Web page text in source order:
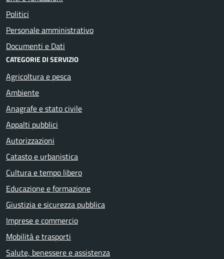
Politici
Personale amministrativo
Documenti e Dati
CATEGORIE DI SERVIZIO
Agricoltura e pesca
Ambiente
Anagrafe e stato civile
Appalti pubblici
Autorizzazioni
Catasto e urbanistica
Cultura e tempo libero
Educazione e formazione
Giustizia e sicurezza pubblica
Imprese e commercio
Mobilità e trasporti
Salute, benessere e assistenza